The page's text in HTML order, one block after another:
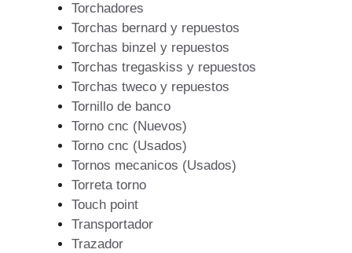
Torchadores
Torchas bernard y repuestos
Torchas binzel y repuestos
Torchas tregaskiss y repuestos
Torchas tweco y repuestos
Tornillo de banco
Torno cnc (Nuevos)
Torno cnc (Usados)
Tornos mecanicos (Usados)
Torreta torno
Touch point
Transportador
Trazador